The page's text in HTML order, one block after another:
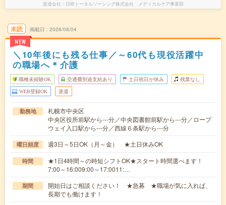
派遣会社 日研トータルソーシング株式会社 メディカルケア事業部
未読
NEW
掲載日 2026/08/04
＼10年後にも残る仕事／～60代も現役活躍中
の職場へ＊介護
職種未経験OK 交通費別途支給あり 土日祝日が休み 残業なし
WEB登録OK 派遣
勤務地
札幌市中央区
中央区役所前駅から---分／中央図書館前駅から---分／ロープ
ウェイ入口駅から---分／西線６条駅から---分
曜日頻度 週3日～5日OK（月～金） ★土日休みOK
時間
★1日4時間～の時短シフトOK★スタート時間選べます！
7:00～16:009:00～17:0011:…
期間
開始日はご相談ください！ ★急募 ★職場が気に入れば、
長期でも働けます！